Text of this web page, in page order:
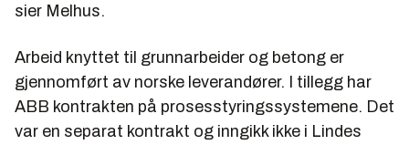
sier Melhus.
Arbeid knyttet til grunnarbeider og betong er
gjennomført av norske leverandører. I tillegg har
ABB kontrakten på prosesstyringssystemene. Det
var en separat kontrakt og inngikk ikke i Lindes